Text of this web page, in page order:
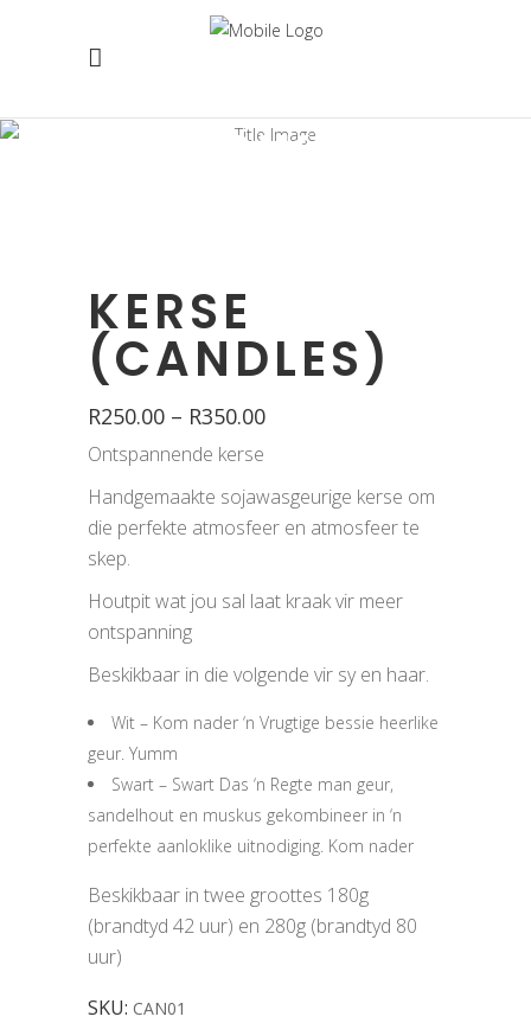
WINKEL
KERSE
(CANDLES)
R250.00 – R350.00
Ontspannende kerse
Handgemaakte sojawasgeurige kerse om
die perfekte atmosfeer en atmosfeer te
skep.
Houtpit wat jou sal laat kraak vir meer
ontspanning
Beskikbaar in die volgende vir sy en haar.
Wit – Kom nader ‘n Vrugtige bessie heerlike
geur. Yumm
Swart – Swart Das ‘n Regte man geur,
sandelhout en muskus gekombineer in ‘n
perfekte aanloklike uitnodiging. Kom nader
Beskikbaar in twee groottes 180g
(brandtyd 42 uur) en 280g (brandtyd 80
uur)
SKU: CAN01